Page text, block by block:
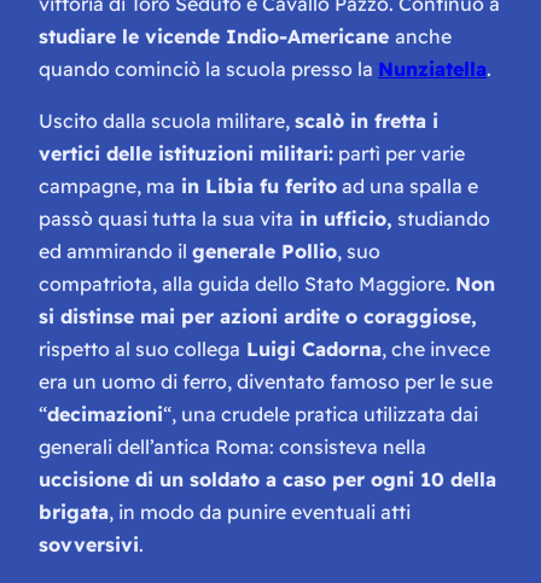
studiare le vicende Indio-Americane anche
quando cominciò la scuola presso la Nunziatella.
Uscito dalla scuola militare, scalò in fretta i
vertici delle istituzioni militari: partì per varie
campagne, ma in Libia fu ferito ad una spalla e
passò quasi tutta la sua vita in ufficio, studiando
ed ammirando il generale Pollio, suo
compatriota, alla guida dello Stato Maggiore. Non
si distinse mai per azioni ardite o coraggiose,
rispetto al suo collega Luigi Cadorna, che invece
era un uomo di ferro, diventato famoso per le sue
“decimazioni“, una crudele pratica utilizzata dai
generali dell’antica Roma: consisteva nella
uccisione di un soldato a caso per ogni 10 della
brigata, in modo da punire eventuali atti
sovversivi.